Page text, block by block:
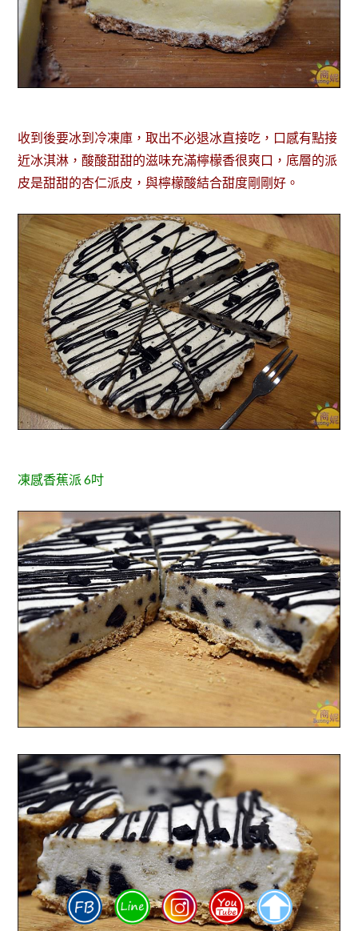
收到後要冰到冷凍庫，取出不必退冰直接吃，口感有點接
近冰淇淋，酸酸甜甜的滋味充滿檸檬香很爽口，底層的派
皮是甜甜的杏仁派皮，與檸檬酸結合甜度剛剛好。
凍感香蕉派 6吋